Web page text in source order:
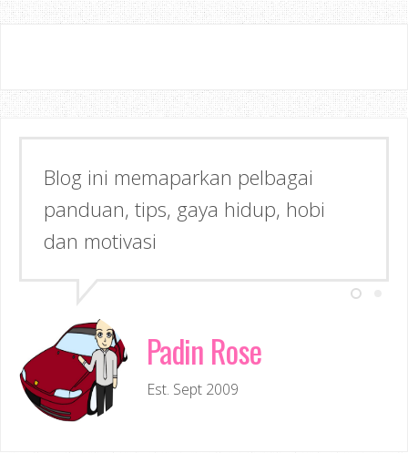
Blog ini memaparkan pelbagai
panduan, tips, gaya hidup, hobi
dan motivasi
Semoga dapat memberi Manfaat &
Inspirasi kepada anda!
Padin Rose
Est. Sept 2009